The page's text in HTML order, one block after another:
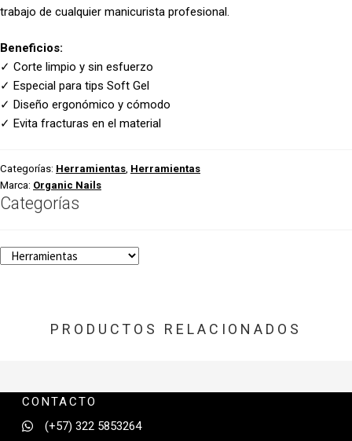
trabajo de cualquier manicurista profesional.
Beneficios:
✓ Corte limpio y sin esfuerzo
✓ Especial para tips Soft Gel
✓ Diseño ergonómico y cómodo
✓ Evita fracturas en el material
Categorías: Herramientas Herramientas
Marca: Organic Nails
Categorías
PRODUCTOS RELACIONADOS
CONTACTO
(+57) 322 5853264